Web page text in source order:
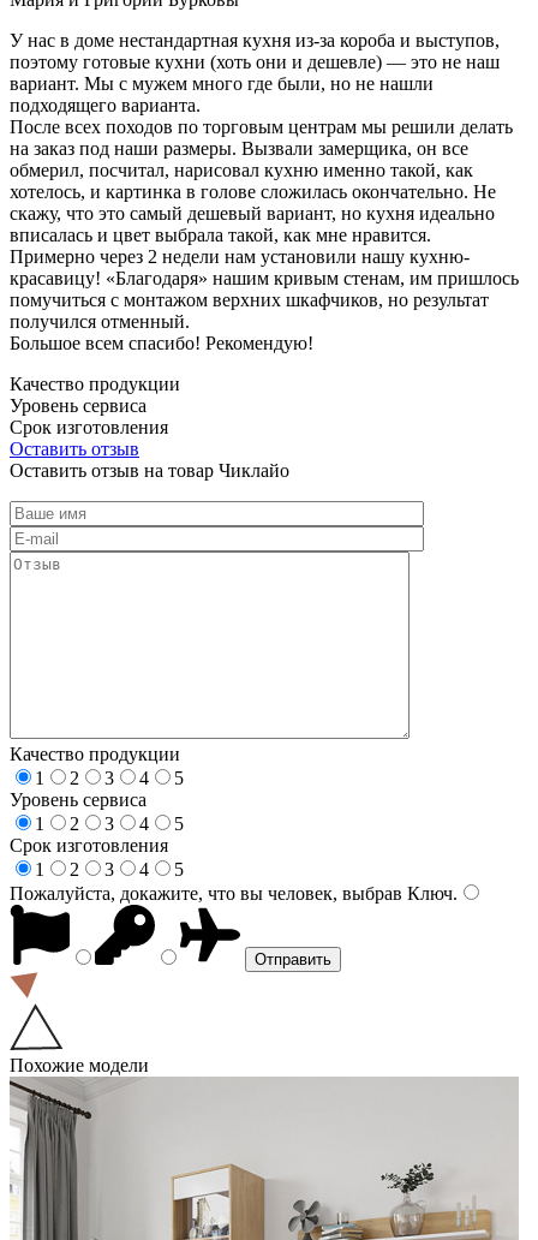
У нас в доме нестандартная кухня из-за короба и выступов,
поэтому готовые кухни (хоть они и дешевле) — это не наш
вариант. Мы с мужем много где были, но не нашли
подходящего варианта.
После всех походов по торговым центрам мы решили делать
на заказ под наши размеры. Вызвали замерщика, он все
обмерил, посчитал, нарисовал кухню именно такой, как
хотелось, и картинка в голове сложилась окончательно. Не
скажу, что это самый дешевый вариант, но кухня идеально
вписалась и цвет выбрала такой, как мне нравится.
Примерно через 2 недели нам установили нашу кухню-
красавицу! «Благодаря» нашим кривым стенам, им пришлось
помучиться с монтажом верхних шкафчиков, но результат
получился отменный.
Большое всем спасибо! Рекомендую!
Качество продукции
Уровень сервиса
Срок изготовления
Оставить отзыв
Оставить отзыв на товар Чиклайо
Качество продукции
1
2 3 4
5
Уровень сервиса
1
2 3 4
5
Срок изготовления
1
2 3 4
5
Пожалуйста, докажите, что вы человек, выбрав Ключ.
Похожие модели